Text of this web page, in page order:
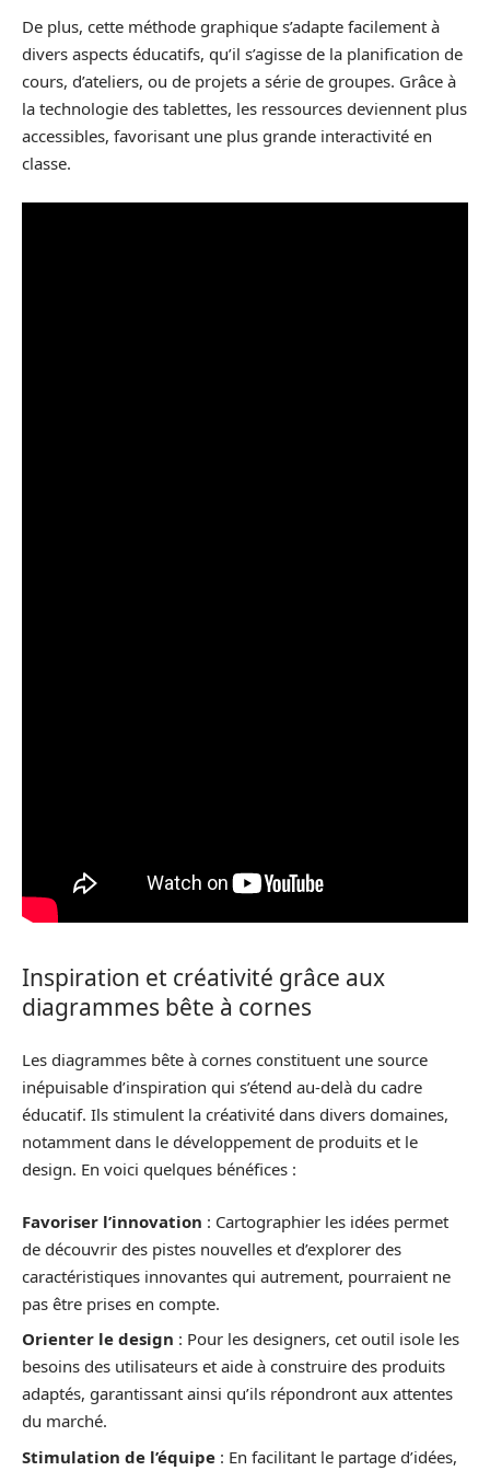
De plus, cette méthode graphique s’adapte facilement à
divers aspects éducatifs, qu’il s’agisse de la planification de
cours, d’ateliers, ou de projets a série de groupes. Grâce à
la technologie des tablettes, les ressources deviennent plus
accessibles, favorisant une plus grande interactivité en
classe.
Inspiration et créativité grâce aux
diagrammes bête à cornes
Les diagrammes bête à cornes constituent une source
inépuisable d’inspiration qui s’étend au-delà du cadre
éducatif. Ils stimulent la créativité dans divers domaines,
notamment dans le développement de produits et le
design. En voici quelques bénéfices :
Favoriser l’innovation : Cartographier les idées permet
de découvrir des pistes nouvelles et d’explorer des
caractéristiques innovantes qui autrement, pourraient ne
pas être prises en compte.
Orienter le design : Pour les designers, cet outil isole les
besoins des utilisateurs et aide à construire des produits
adaptés, garantissant ainsi qu’ils répondront aux attentes
du marché.
Stimulation de l’équipe : En facilitant le partage d’idées,